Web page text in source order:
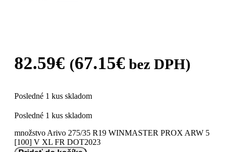
82.59€ (67.15€ bez DPH)
Posledné 1 kus skladom
Posledné 1 kus skladom
množstvo Arivo 275/35 R19 WINMASTER PROX ARW 5
[100] V XL FR DOT2023